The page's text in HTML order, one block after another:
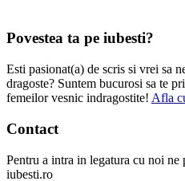
Povestea ta pe iubesti?
Esti pasionat(a) de scris si vrei sa
dragoste? Suntem bucurosi sa te
femeilor vesnic indragostite! Afla
Contact
Pentru a intra in legatura cu noi
iubesti.ro